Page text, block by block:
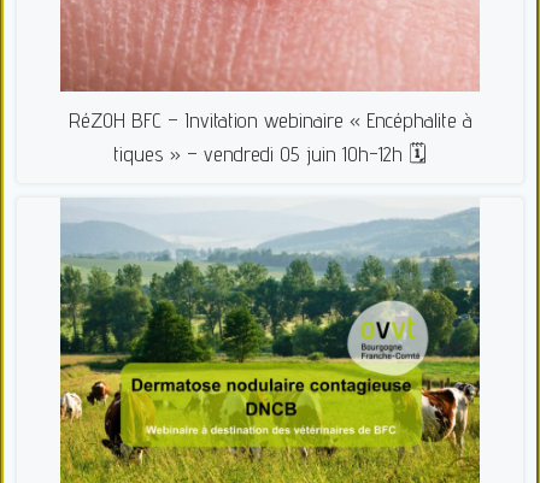
RéZOH BFC – Invitation webinaire « Encéphalite à
tiques » – vendredi 05 juin 10h-12h 🗓